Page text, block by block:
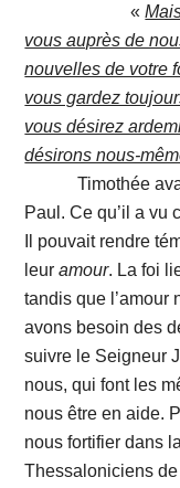
«
vous auprès de
nouvelles de votre
vous gardez
vous désirez
désirons nous-
Timothée avait
Paul. Ce qu’il a vu
Il pouvait rendre
leuramour. La foi
tandis que l’amour
avons besoin des
suivre le Seigneur
nous, qui font les
nous être en aide.
nous fortifier dans
Thessaloniciens